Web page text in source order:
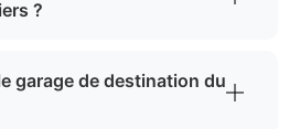
?
garage de destination du